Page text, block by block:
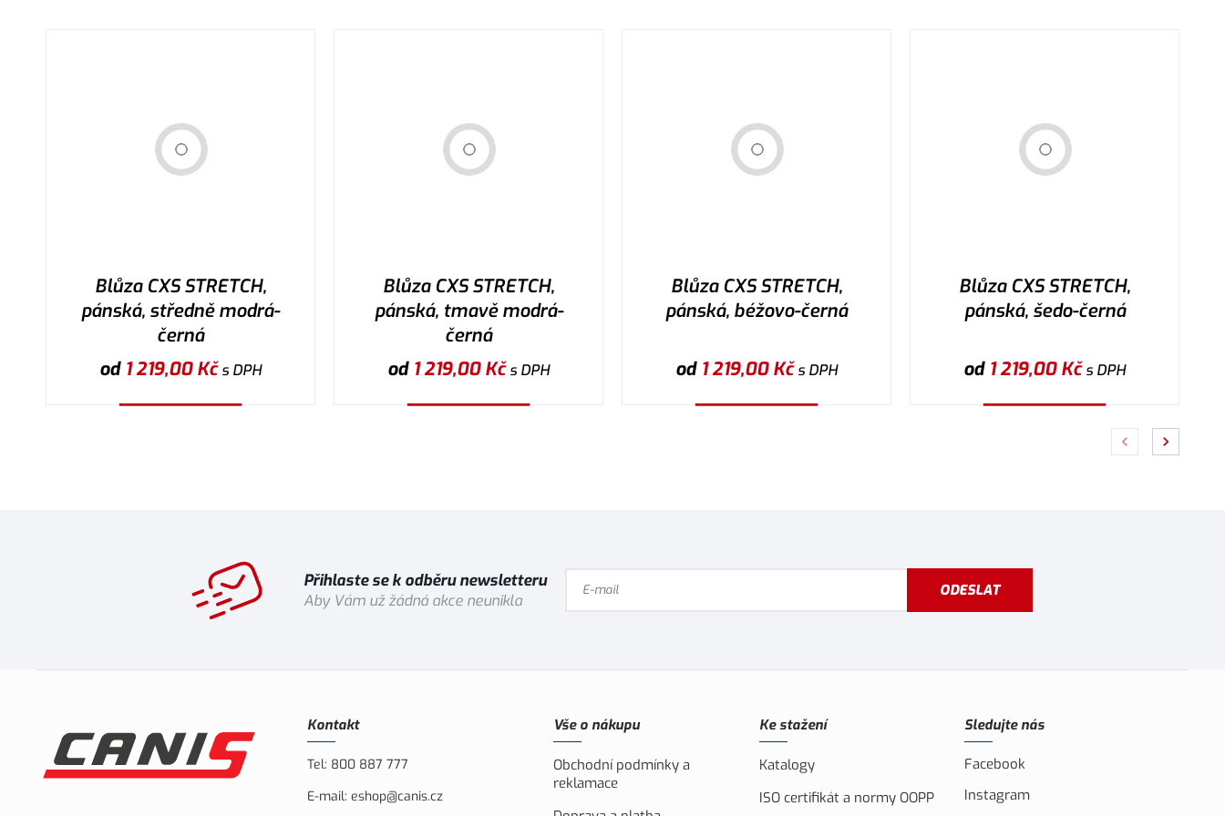
Blůza CXS STRETCH,
pánská, středně modrá-
černá
od 1 219,00Kčs DPH
Blůza CXS STRETCH,
pánská, tmavě modrá-
černá
od 1 219,00Kčs DPH
Blůza CXS STRETCH,
pánská, béžovo-černá
od 1 219,00Kčs DPH
Blůza CXS STRETCH,
pánská, šedo-černá
od 1 219,00Kčs DPH
Přihlaste se k odběru newsletteru
Aby Vám už žádná akce neunikla
ODESLAT
Kontakt
Tel: 800 887 777
E-mail: eshop@canis.cz
Vše o nákupu
Obchodní podmínky a
reklamace
Ke stažení
Katalogy
ISO certifikát a normy OOPP
Sledujte nás
Facebook
Instagram